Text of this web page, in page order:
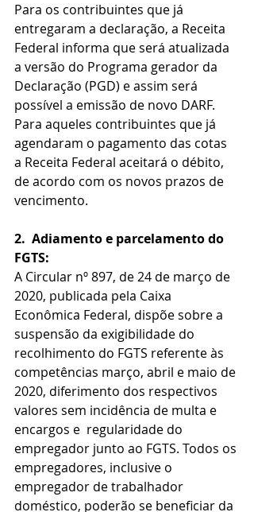
Para os contribuintes que já
entregaram a declaração, a Receita
Federal informa que será atualizada
a versão do Programa gerador da
Declaração (PGD) e assim será
possível a emissão de novo DARF.
Para aqueles contribuintes que já
agendaram o pagamento das cotas
a Receita Federal aceitará o débito,
de acordo com os novos prazos de
vencimento.
2. Adiamento e parcelamento do
FGTS:
A Circular nº 897, de 24 de março de
2020, publicada pela Caixa
Econômica Federal, dispõe sobre a
suspensão da exigibilidade do
recolhimento do FGTS referente às
competências março, abril e maio de
2020, diferimento dos respectivos
valores sem incidência de multa e
encargos e  regularidade do
empregador junto ao FGTS. Todos os
empregadores, inclusive o
empregador de trabalhador
doméstico, poderão se beneficiar da